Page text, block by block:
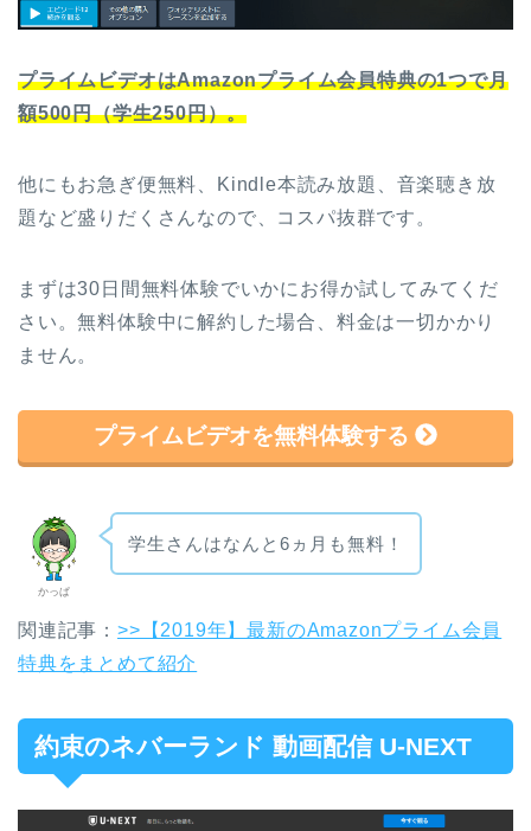
プライムビデオはAmazonプライム会員特典の1つで月
額500円（学生250円）。
他にもお急ぎ便無料、Kindle本読み放題、音楽聴き放
題など盛りだくさんなので、コスパ抜群です。
まずは30日間無料体験でいかにお得か試してみてくだ
さい。無料体験中に解約した場合、料金は一切かかり
ません。
プライムビデオを無料体験する
かっぱ
学生さんはなんと6ヵ月も無料！
関連記事： >>【2019年】最新のAmazonプライム会員
特典をまとめて紹介
約束のネバーランド 動画配信 U-NEXT